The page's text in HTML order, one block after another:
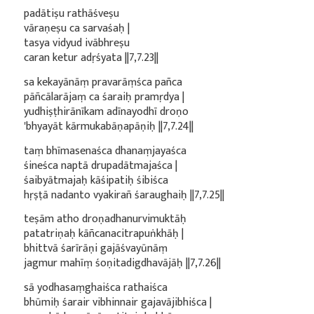
padātiṣu rathāśveṣu
vāraṇeṣu ca sarvaśaḥ |
tasya vidyud ivābhreṣu
caran ketur adṛśyata ||7,7.23||
sa kekayānāṃ pravarāṃśca pañca
pāñcālarājaṃ ca śaraiḥ pramṛdya |
yudhiṣṭhirānīkam adīnayodhī droṇo
'bhyayāt kārmukabāṇapāṇiḥ ||7,7.24||
taṃ bhīmasenaśca dhanaṃjayaśca
śineśca naptā drupadātmajaśca |
śaibyātmajaḥ kāśipatiḥ śibiśca
hṛṣṭā nadanto vyakirañ śaraughaiḥ ||7,7.25||
teṣām atho droṇadhanurvimuktāḥ
patatriṇaḥ kāñcanacitrapuṅkhāḥ |
bhittvā śarīrāṇi gajāśvayūnāṃ
jagmur mahīṃ śoṇitadigdhavājāḥ ||7,7.26||
sā yodhasaṃghaiśca rathaiśca
bhūmiḥ śarair vibhinnair gajavājibhiśca |